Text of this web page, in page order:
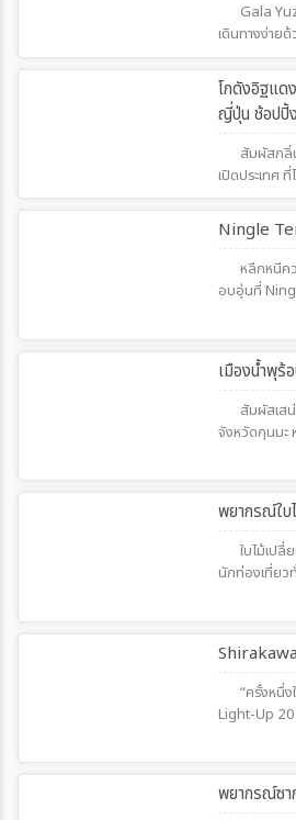
Gala
เดินทางง่าย
ระดับ เช่าอุป
วันแบบไม่ต้อ
โกดังอิฐแดง
ญี่ปุ่น ช้อปปิ้
สัมผัสกลิ่
เปิดประเทศ
กสุดโรแมนติ
ฮอกไกโด เต็ม
บรรยากาศย้อ
การถ่ายภา
ฉากอิฐแดงค
Ningle
หลีกหนีค
อบอุ่นที่
สวรรค์ของค
บรรยากาศญี่
เปลี่ยนสี เหม
ของฝากแฮน
เมืองน้ำพุ
สัมผัสเส
จังหวัดกุนมะ
เนะ ยูบาทาเ
กิจกรรม
บ่ออาบน้ำกล
พยากรณ์ใ
ใบไม้เป
นักท่องเที่ยว
แดง
เดือนกันยาย
อากาศจาก ฮอ
“ครั้งหนึ่
Light-Up
ญี่ปุ่นหน้าหนา
บ้านกัสโชโบ
พยากรณ์ซ